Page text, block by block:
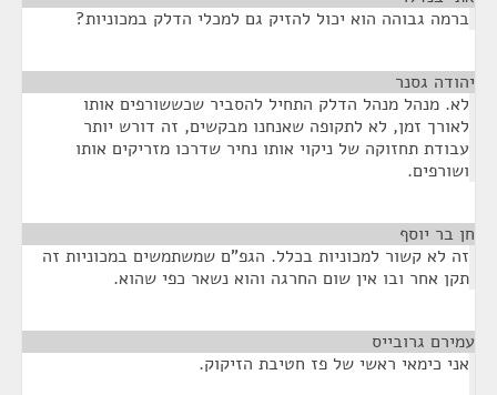
ברמה גבוהה הוא יכול להזיק גם למכלי הדלק במכוניות?
יהודה גסנר
לא. מנהל מנהל הדלק התחיל להסביר שכששורפים אותו
לאורך זמן, לא לתקופה שאנחנו מבקשים, זה דורש יותר
עבודת תחזוקה של ניקוי אותו נחיר שדרכו מזריקים אותו
ושורפים.
חן בר יוסף
זה לא קשור למכוניות בכלל. הגפ"ם שמשתמשים במכוניות זה
תקן אחר ובו אין שום החרגה והוא נשאר כפי שהוא.
עמירם גרובייס
אני כימאי ראשי של פז חטיבת הזיקוק.